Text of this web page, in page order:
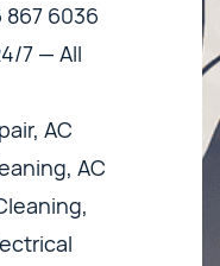
867 6036
7 — All
AC
AC